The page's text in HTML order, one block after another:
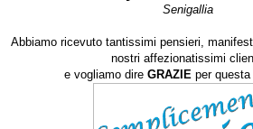
Senigallia
Abbiamo ricevuto tantissimi pensieri,
nostri affezionatissimi
e vogliamo dire GRAZIE per questa